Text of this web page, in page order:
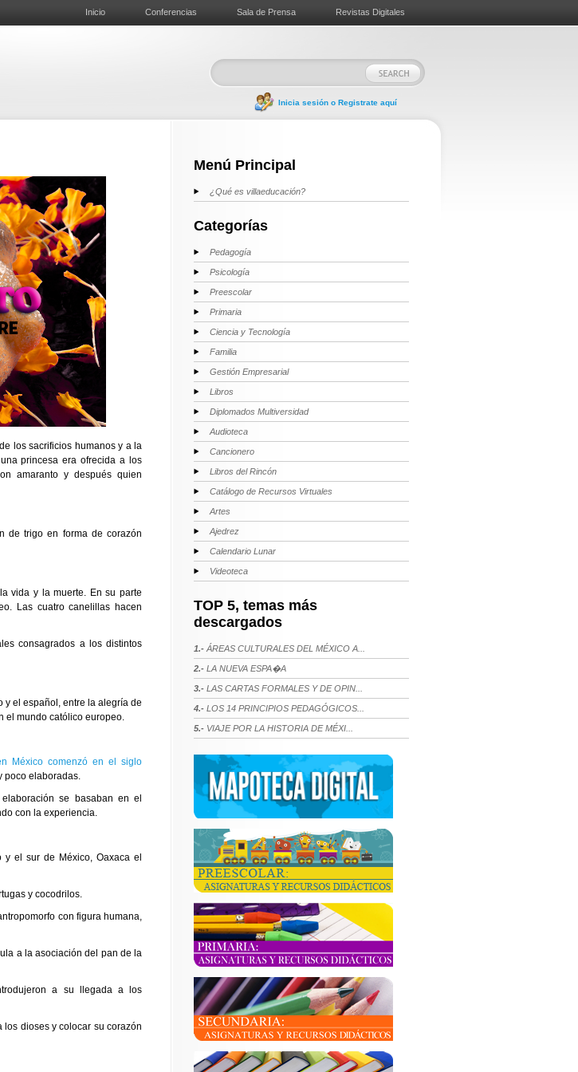
Inicio Conferencias Sala de Prensa Revistas Digitales
Inicia sesión o Registrate aquí
los sacrificios humanos y a la
princesa era ofrecida a los
amaranto y después quien
de trigo en forma de corazón
vida y la muerte. En su parte
Las cuatro canelillas hacen
consagrados a los distintos
y el español, entre la alegría de
el mundo católico europeo.
México comenzó en el siglo
poco elaboradas.
se basaban en el
con la experiencia.
el sur de México, Oaxaca el
y cocodrilos.
con figura humana,
a la asociación del pan de la
a su llegada a los
los dioses y colocar su corazón
Menú Principal
¿Qué es villaeducación?
Categorías
Pedagogía
Psicología
Preescolar
Primaria
Ciencia y Tecnología
Familia
Gestión Empresarial
Libros
Diplomados Multiversidad
Audioteca
Cancionero
Libros del Rincón
Catálogo de Recursos Virtuales
Artes
Ajedrez
Calendario Lunar
Videoteca
TOP 5, temas más
descargados
1.- ÁREAS CULTURALES DEL MÉXICO A...
2.- LA NUEVA ESPA�A
3.- LAS CARTAS FORMALES Y DE OPIN...
4.- LOS 14 PRINCIPIOS PEDAGÓGICOS...
5.- VIAJE POR LA HISTORIA DE MÉXI...